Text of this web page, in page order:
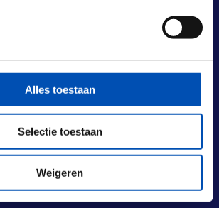
Alles toestaan
Selectie toestaan
Weigeren